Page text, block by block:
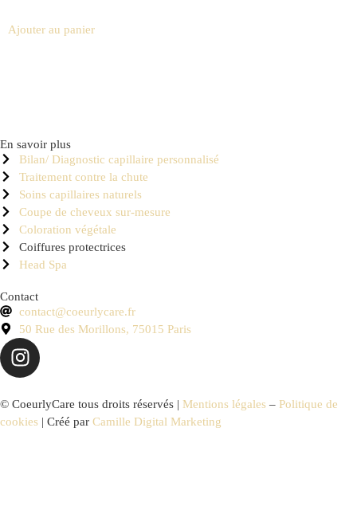
Ajouter au panier
En savoir plus
Bilan/ Diagnostic capillaire personnalisé
Traitement contre la chute
Soins capillaires naturels
Coupe de cheveux sur-mesure
Coloration végétale
Coiffures protectrices
Head Spa
Contact
contact@coeurlycare.fr
50 Rue des Morillons, 75015 Paris
© CoeurlyCare tous droits réservés | Mentions légales – Politique de
cookies | Créé par Camille Digital Marketing